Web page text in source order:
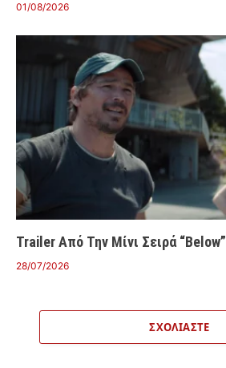
01/08/2026
Trailer Από Την Μίνι Σειρά “Below”
28/07/2026
ΣΧΟΛΙΆΣΤΕ